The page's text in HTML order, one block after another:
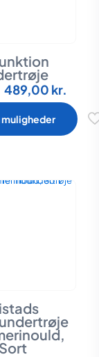
Dette
vare
har
flere
vælges
Den
oprindelige
pris
var:
489,00 kr.
pris
er:
Sort